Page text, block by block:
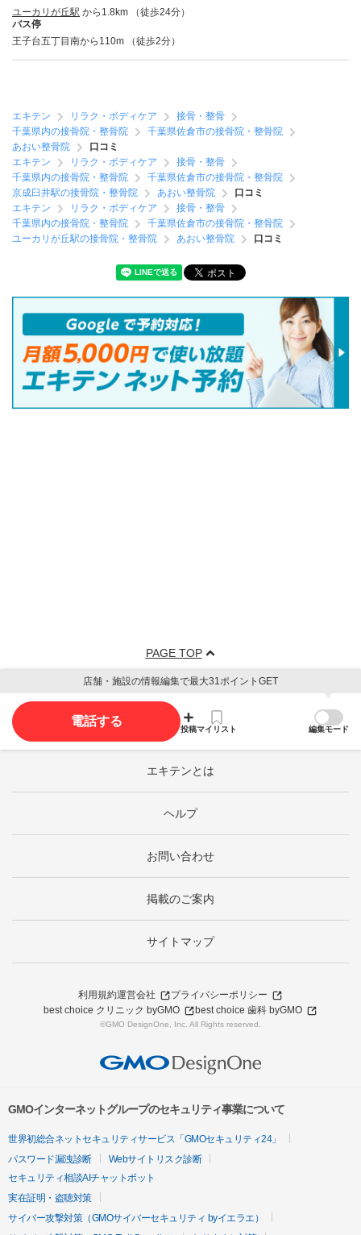
ユーカリが丘駅 から1.8km （徒歩24分）
バス停
王子台五丁目南から110m （徒歩2分）
エキテン リラク・ボディケア
接骨・整骨
千葉県内の接骨院・整骨院
千葉県佐倉市の接骨院・整骨院
あおい整骨院
口コミ
エキテン
リラク・ボディケア
接骨・整骨
千葉県内の接骨院・整骨院
千葉県佐倉市の接骨院・整骨院
京成臼井駅の接骨院・整骨院
あおい整骨院
口コミ
エキテン
リラク・ボディケア
接骨・整骨
千葉県内の接骨院・整骨院
千葉県佐倉市の接骨院・整骨院
ユーカリが丘駅の接骨院・整骨院
あおい整骨院 口コミ
PAGE TOP
店舗・施設の情報編集で最大31ポイントGET
電話する
投稿マイリスト 編集モード
エキテンとは
ヘルプ
お問い合わせ
掲載のご案内
サイトマップ
利用規約運営会社
プライバシーポリシー
best choice クリニック byGMO
best choice 歯科 byGMO
©GMO DesignOne, Inc. All Rights reserved.
GMOインターネットグループのセキュリティ事業について
世界初総合ネットセキュリティサービス「GMOセキュリティ24」
パスワード漏洩診断
Webサイトリスク診断
セキュリティ相談AIチャットボット
実在証明・盗聴対策
サイバー攻撃対策（GMOサイバーセキュリティ byイエラエ）